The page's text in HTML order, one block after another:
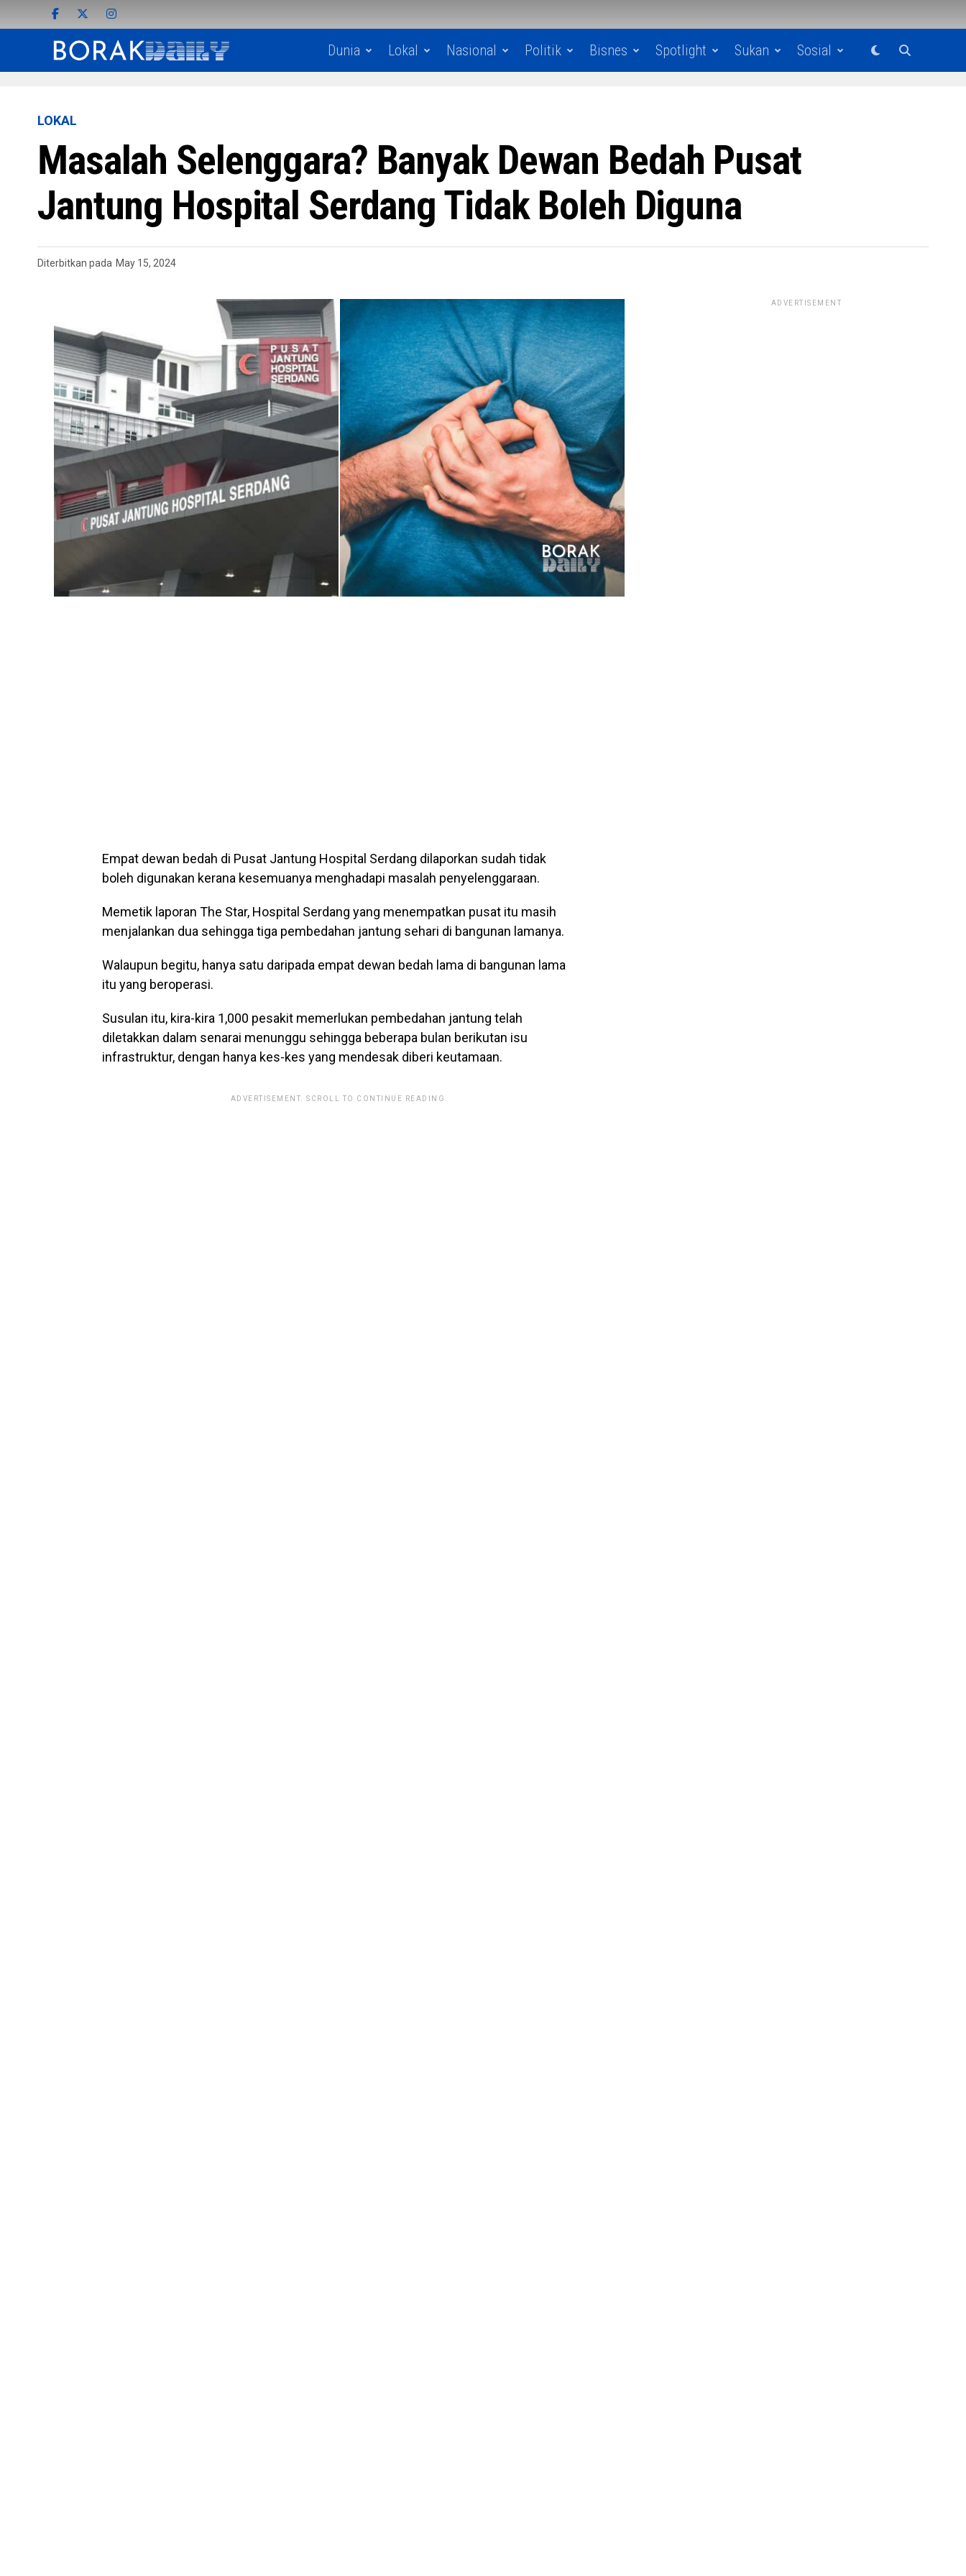
Dunia Lokal Nasional Politik Bisnes Spotlight Sukan Sosial
LOKAL
Masalah Selenggara? Banyak Dewan Bedah Pusat
Jantung Hospital Serdang Tidak Boleh Diguna
Diterbitkan pada May 15, 2024
Empat dewan bedah di Pusat Jantung Hospital Serdang dilaporkan sudah tidak
boleh digunakan kerana kesemuanya menghadapi masalah penyelenggaraan.
Memetik laporan The Star, Hospital Serdang yang menempatkan pusat itu masih
menjalankan dua sehingga tiga pembedahan jantung sehari di bangunan lamanya.
Walaupun begitu, hanya satu daripada empat dewan bedah lama di bangunan lama
itu yang beroperasi.
Susulan itu, kira-kira 1,000 pesakit memerlukan pembedahan jantung telah
diletakkan dalam senarai menunggu sehingga beberapa bulan berikutan isu
infrastruktur, dengan hanya kes-kes yang mendesak diberi keutamaan.
ADVERTISEMENT. SCROLL TO CONTINUE READING.
ADVERTISEMENT